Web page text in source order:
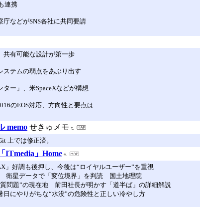
連携
などがSNS各社に共同要請
共有可能な設計が第一歩
ステムの弱点をあぶり出す
ー」、米SpaceXなどが構想
のEOS対応、方向性と要点は
memo せきゅメモ
上では修正済。
ITmedia」Home
好調も後押し、今後は“ロイヤルユーザー”を重視
衛星データで「変位境界」を判読 国土地理院
問題”の現在地 前田社長が明かす「道半ば」の詳細解説
にやりがちな“水没”の危険性と正しい冷やし方